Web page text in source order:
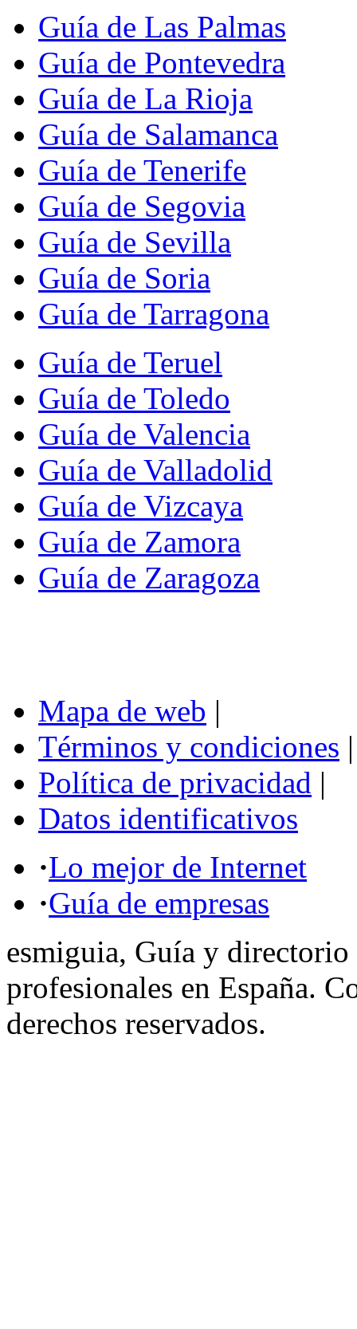
Guía de Las Palmas
Guía de Pontevedra
Guía de La Rioja
Guía de Salamanca
Guía de Tenerife
Guía de Segovia
Guía de Sevilla
Guía de Soria
Guía de Tarragona
Guía de Teruel
Guía de Toledo
Guía de Valencia
Guía de Valladolid
Guía de Vizcaya
Guía de Zamora
Guía de Zaragoza
Mapa de web |
Términos y condiciones |
Política de privacidad |
Datos identificativos
·Lo mejor de Internet
·Guía de empresas
esmiguia, Guía y directorio
profesionales en España.
derechos reservados.